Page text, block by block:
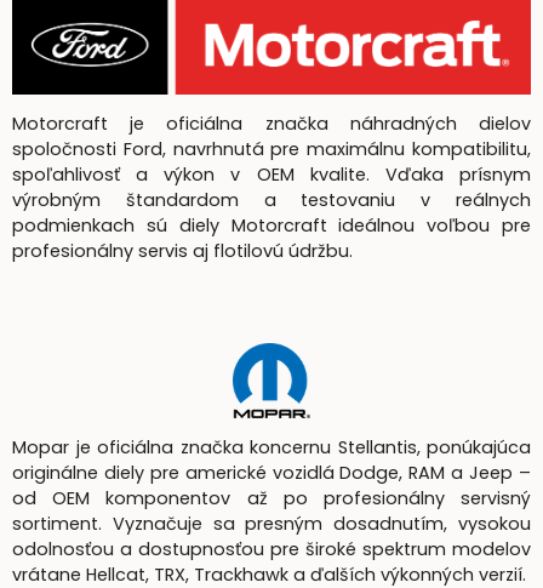
Motorcraft je oficiálna značka náhradných dielov
spoločnosti Ford, navrhnutá pre maximálnu kompatibilitu,
spoľahlivosť a výkon v OEM kvalite. Vďaka prísnym
výrobným štandardom a testovaniu v reálnych
podmienkach sú diely Motorcraft ideálnou voľbou pre
profesionálny servis aj flotilovú údržbu.
Mopar je oficiálna značka koncernu Stellantis, ponúkajúca
originálne diely pre americké vozidlá Dodge, RAM a Jeep –
od OEM komponentov až po profesionálny servisný
sortiment. Vyznačuje sa presným dosadnutím, vysokou
odolnosťou a dostupnosťou pre široké spektrum modelov
vrátane Hellcat, TRX, Trackhawk a ďalších výkonných verzií.